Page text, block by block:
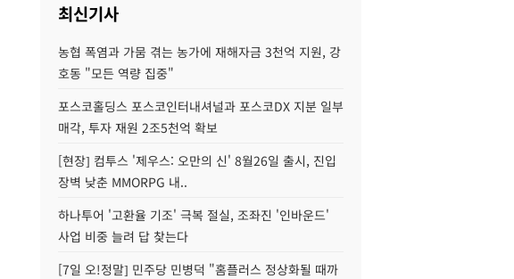
최신기사
농협 폭염과 가뭄 겪는 농가에 재해자금 3천억 지원, 강
호동 "모든 역량 집중"
포스코홀딩스 포스코인터내셔널과 포스코DX 지분 일부
매각, 투자 재원 2조5천억 확보
[현장] 컴투스 '제우스: 오만의 신' 8월26일 출시, 진입
장벽 낮춘 MMORPG 내..
하나투어 '고환율 기조' 극복 절실, 조좌진 '인바운드'
사업 비중 늘려 답 찾는다
[7일 오!정말] 민주당 민병덕 "홈플러스 정상화될 때까